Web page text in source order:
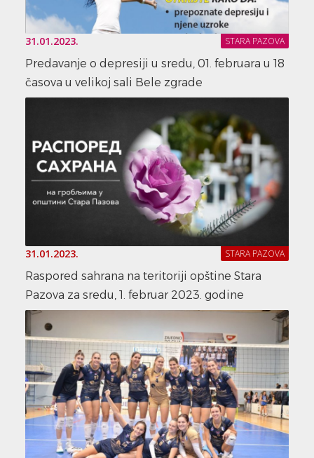
31.01.2023. STARA PAZOVA
Predavanje o depresiji u sredu, 01. februara u 18
časova u velikoj sali Bele zgrade
31.01.2023. STARA PAZOVA
Raspored sahrana na teritoriji opštine Stara
Pazova za sredu, 1. februar 2023. godine